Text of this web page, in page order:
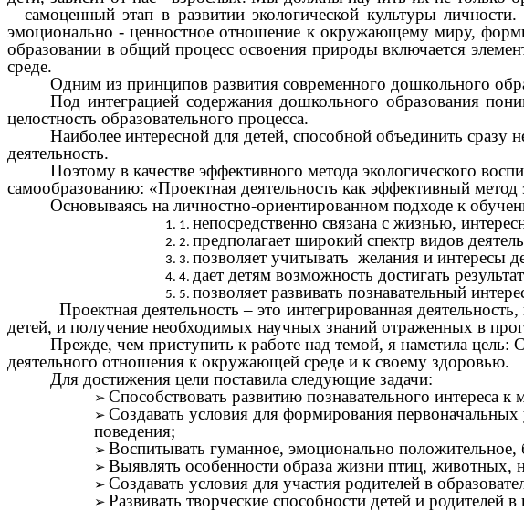
– самоценный этап в развитии экологической культуры
эмоционально - ценностное отношение к окружающему миру,
образовании в общий процесс освоения природы включается
среде.
Одним из принципов развития современного дошкольного
Под интеграцией содержания дошкольного образования
целостность образовательного процесса.
Наиболее интересной для детей, способной объединить сразу
деятельность.
Поэтому в качестве эффективного метода экологического
самообразованию: «Проектная деятельность как эффективный
Основываясь на личностно-ориентированном подходе к
непосредственно связана с жизнью,
предполагает широкий спектр видов
позволяет учитывать желания и интересы
дает детям возможность достигать
позволяет развивать познавательный
Проектная деятельность – это интегрированная деятельность,
детей, и получение необходимых научных знаний отраженных в
Прежде, чем приступить к работе над темой, я наметила цель:
деятельного отношения к окружающей среде и к своему здоровью.
Для достижения цели поставила следующие задачи:
Способствовать развитию познавательного интереса
Создавать условия для формирования
поведения;
Воспитывать гуманное, эмоционально
Выявлять особенности образа жизни птиц, животных,
Создавать условия для участия родителей в
Развивать творческие способности детей и родителей